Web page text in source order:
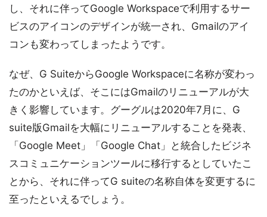
し、それに伴ってGoogle Workspaceで利用するサー
ビスのアイコンのデザインが統一され、Gmailのアイ
コンも変わってしまったようです。
なぜ、G SuiteからGoogle Workspaceに名称が変わっ
たのかといえば、そこにはGmailのリニューアルが大
きく影響しています。グーグルは2020年7月に、G
suite版Gmailを大幅にリニューアルすることを発表、
「Google Meet」「Google Chat」と統合したビジネ
スコミュニケーションツールに移行するとしていたこ
とから、それに伴ってG suiteの名称自体を変更するに
至ったといえるでしょう。